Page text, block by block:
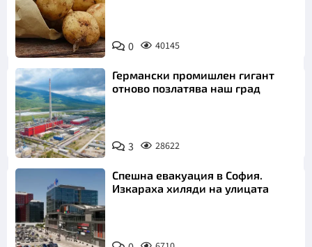
Снимка:
Пиксабей
0 40145
Германски промишлен гигант
отново позлатява наш град
3 28622
Спешна евакуация в София.
Изкараха хиляди на улицата